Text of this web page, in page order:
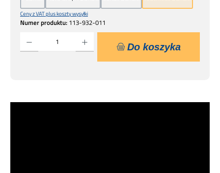
Ceny z VAT plus koszty wysyłki
Numer produktu: 113-932-011
Do koszyka